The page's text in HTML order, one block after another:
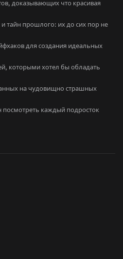
доказывающих что красивая
тайн прошлого: их до сих пор не
для создания идеальных
которыми хотел бы обладать
на чудовищно страшных
каждый подросток